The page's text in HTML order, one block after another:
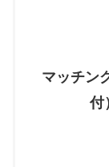
マッチン
付